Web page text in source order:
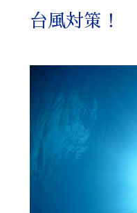
台風対策！